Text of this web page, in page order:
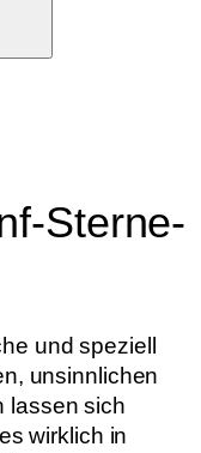
Sterne-
und speziell
unsinnlichen
lassen sich
wirklich in